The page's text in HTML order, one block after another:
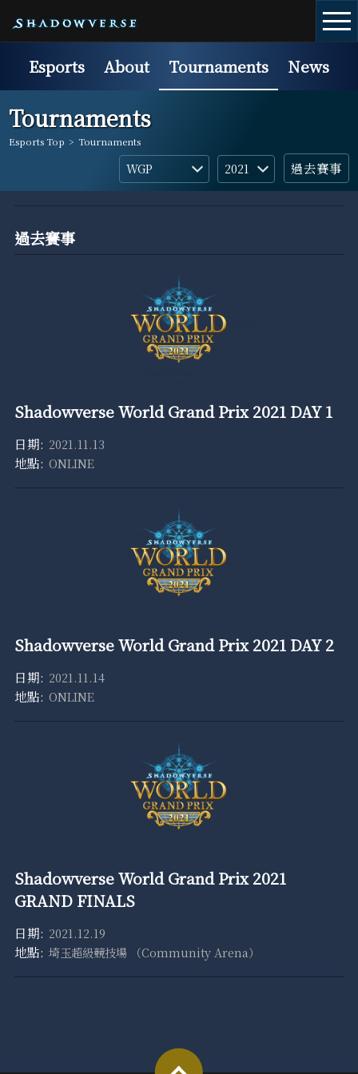
Esports About Tournaments News
Tournaments
Esports Top > Tournaments
過去賽事
過去賽事
Shadowverse World Grand Prix 2021 DAY 1
2021.11.13
ONLINE
Shadowverse World Grand Prix 2021 DAY 2
2021.11.14
ONLINE
Shadowverse World Grand Prix 2021
GRAND FINALS
2021.12.19
埼玉超級競技場 （Community Arena）